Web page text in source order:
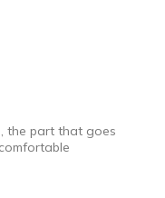
the part that goes